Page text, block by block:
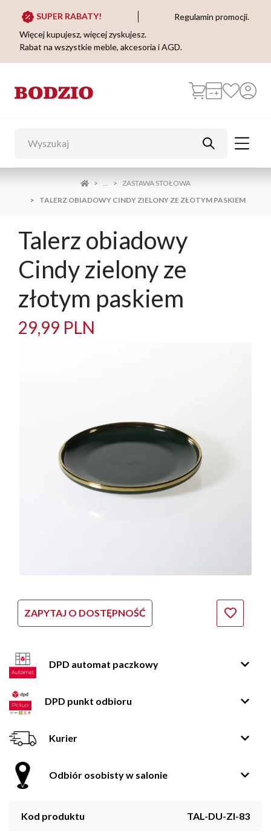
SUPER RABATY!
Regulamin promocji.
Więcej kupujesz, więcej zyskujesz.
Rabat na wszystkie meble, akcesoria i AGD.
...
ZASTAWA STOŁOWA
TALERZ OBIADOWY CINDY ZIELONY ZE ZŁOTYM PASKIEM
Talerz obiadowy
Cindy zielony ze
złotym paskiem
29,99 PLN
ZAPYTAJ O DOSTĘPNOŚĆ
DPD automat paczkowy
DPD punkt odbioru
Kurier
Odbiór osobisty w salonie
Kod produktu TAL-DU-ZI-83